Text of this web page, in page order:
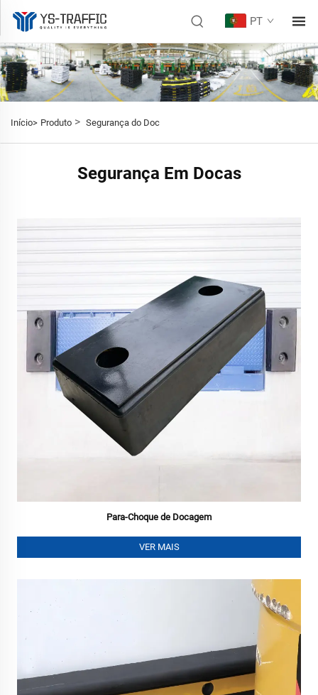
PT
Início> Produto > Segurança do Doc
Segurança Em Docas
Para-Choque de Docagem
VER MAIS